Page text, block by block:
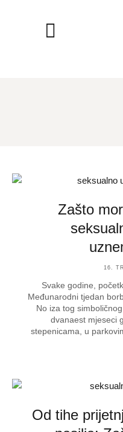
Zašto
16.
Svake godine,
Međunarodni tjedan
No iza tog
dvanaest mjeseci
stepenicama, u
Od tihe